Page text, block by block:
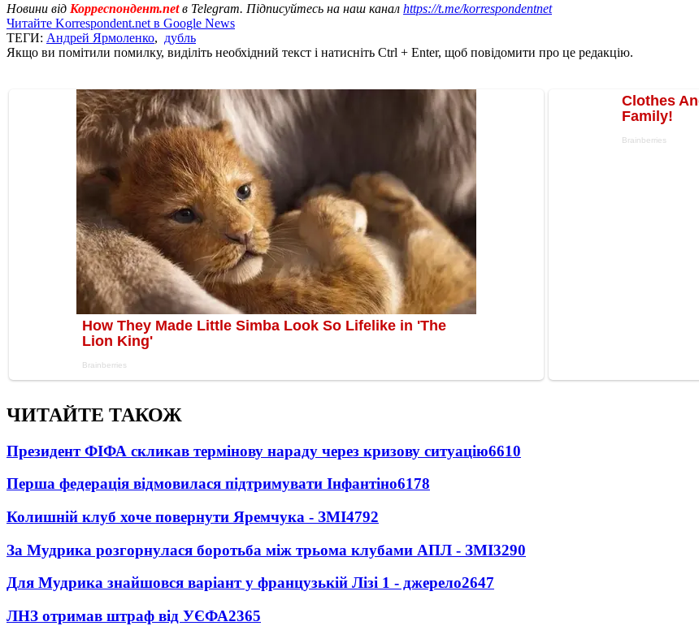
Новини від Корреспондент.netв Telegram. Підписуйтесь на наш канал https://t.me/korrespondentnet
Читайте Korrespondent.net в Google News
ТЕГИ: Андрей Ярмоленко, дубль
Якщо ви помітили помилку, виділіть необхідний текст і натисніть Ctrl + Enter, щоб повідомити про це редакцію.
ЧИТАЙТЕ ТАКОЖ
Президент ФІФА скликав термінову нараду через кризову ситуацію6610
Перша федерація відмовилася підтримувати Інфантіно6178
Колишній клуб хоче повернути Яремчука - ЗМІ4792
За Мудрика розгорнулася боротьба між трьома клубами АПЛ - ЗМІ3290
Для Мудрика знайшовся варіант у французькій Лізі 1 - джерело2647
ЛНЗ отримав штраф від УЄФА2365